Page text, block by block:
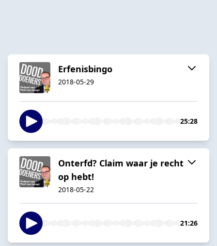
Erfenisbingo
2018-05-29
25:28
Onterfd? Claim waar je recht
op hebt!
2018-05-22
21:26